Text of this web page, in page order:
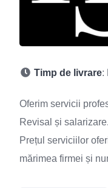
Timp de livrare:
Oferim servicii
Revisal și salarizare.
Prețul serviciilor
mărimea firmei și